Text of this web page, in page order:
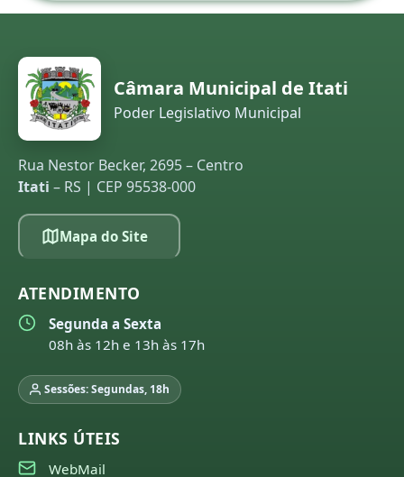
Câmara Municipal de Itati
Poder Legislativo Municipal
Rua Nestor Becker, 2695 – Centro
Itati – RS | CEP 95538-000
Mapa do Site
ATENDIMENTO
Segunda a Sexta
08h às 12h e 13h às 17h
Sessões: Segundas, 18h
LINKS ÚTEIS
WebMail